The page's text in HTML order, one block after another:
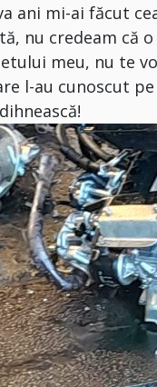
ani mi-ai făcut
nu credeam că
meu, nu te
l-au cunoscut